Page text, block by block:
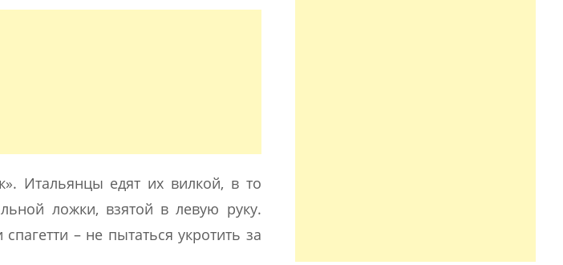
Итальянцы едят их вилкой, в то
ложки, взятой в левую руку.
– не пытаться укротить за